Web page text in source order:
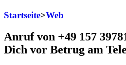
Startseite>Web
Anruf von +49 157
Dich vor Betrug am